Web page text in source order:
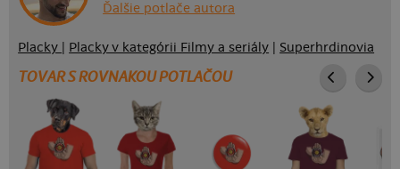
Ďalšie potlače autora
Placky Placky v kategórii Filmy a seriály Superhrdinovia
TOVAR S ROVNAKOU POTLAČOU